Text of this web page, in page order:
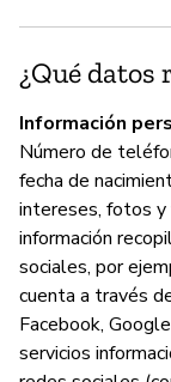
¿Qué datos
Información
Número de
fecha de
intereses, fotos y
información
sociales, por
cuenta a través
Facebook,
servicios